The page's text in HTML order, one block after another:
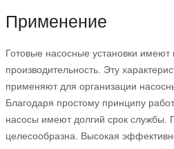
Применение
Готовые насосные установки имеют
производительность. Эту
применяют для организации
Благодаря простому принципу
насосы имеют долгий срок службы.
целесообразна. Высокая